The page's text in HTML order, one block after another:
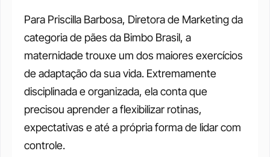
Para Priscilla Barbosa, Diretora de Marketing da
categoria de pães da Bimbo Brasil, a
maternidade trouxe um dos maiores exercícios
de adaptação da sua vida. Extremamente
disciplinada e organizada, ela conta que
precisou aprender a flexibilizar rotinas,
expectativas e até a própria forma de lidar com
controle.